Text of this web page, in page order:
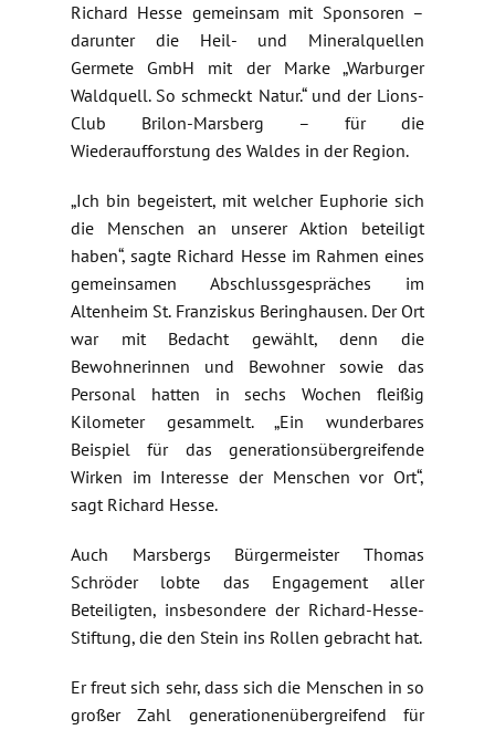
Richard Hesse gemeinsam mit Sponsoren –
darunter die Heil- und Mineralquellen
Germete GmbH mit der Marke „Warburger
Waldquell. So schmeckt Natur.“ und der Lions-
Club Brilon-Marsberg – für die
Wiederaufforstung des Waldes in der Region.
„Ich bin begeistert, mit welcher Euphorie sich
die Menschen an unserer Aktion beteiligt
haben“, sagte Richard Hesse im Rahmen eines
gemeinsamen Abschlussgespräches im
Altenheim St. Franziskus Beringhausen. Der Ort
war mit Bedacht gewählt, denn die
Bewohnerinnen und Bewohner sowie das
Personal hatten in sechs Wochen fleißig
Kilometer gesammelt. „Ein wunderbares
Beispiel für das generationsübergreifende
Wirken im Interesse der Menschen vor Ort“,
sagt Richard Hesse.
Auch Marsbergs Bürgermeister Thomas
Schröder lobte das Engagement aller
Beteiligten, insbesondere der Richard-Hesse-
Stiftung, die den Stein ins Rollen gebracht hat.
Er freut sich sehr, dass sich die Menschen in so
großer Zahl generationenübergreifend für